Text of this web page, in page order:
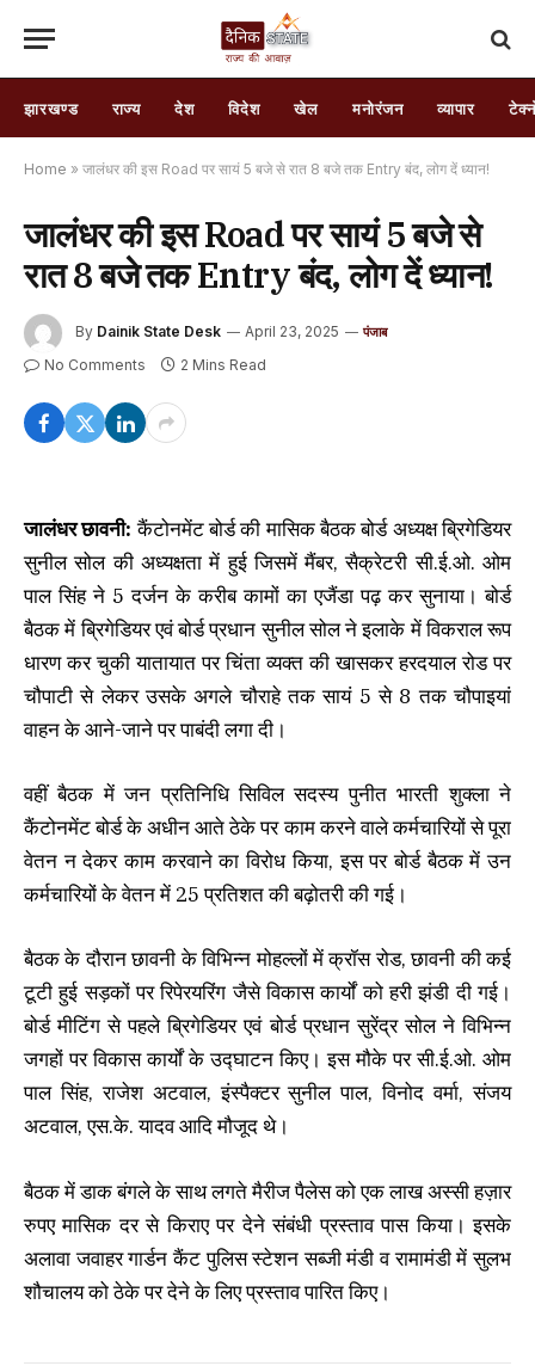
झारखण्ड राज्य देश विदेश खेल मनोरंजन व्यापार
Home » जालंधर की इस Road पर सायं 5 बजे से रात 8 बजे तक Entry बंद, लोग दें ध्यान!
जालंधर की इस Road पर सायं 5 बजे से
रात 8 बजे तक Entry बंद, लोग दें ध्यान!
By Dainik State Desk April 23, 2025 पंजाब
No Comments 2 Mins Read
जालंधर छावनी: कैंटोनमेंट बोर्ड की मासिक बैठक बोर्ड अध्यक्ष ब्रिगेडियर
सुनील सोल की अध्यक्षता में हुई जिसमें मैंबर, सैक्रेटरी सी.ई.ओ. ओम
पाल सिंह ने 5 दर्जन के करीब कामों का एजैंडा पढ़ कर सुनाया। बोर्ड
बैठक में ब्रिगेडियर एवं बोर्ड प्रधान सुनील सोल ने इलाके में विकराल रूप
धारण कर चुकी यातायात पर चिंता व्यक्त की खासकर हरदयाल रोड पर
चौपाटी से लेकर उसके अगले चौराहे तक सायं 5 से 8 तक चौपाइयां
वाहन के आने-जाने पर पाबंदी लगा दी।
वहीं बैठक में जन प्रतिनिधि सिविल सदस्य पुनीत भारती शुक्ला ने
कैंटोनमेंट बोर्ड के अधीन आते ठेके पर काम करने वाले कर्मचारियों से पूरा
वेतन न देकर काम करवाने का विरोध किया, इस पर बोर्ड बैठक में उन
कर्मचारियों के वेतन में 25 प्रतिशत की बढ़ोतरी की गई।
बैठक के दौरान छावनी के विभिन्न मोहल्लों में क्रॉस रोड, छावनी की कई
टूटी हुई सड़कों पर रिपेरयरिंग जैसे विकास कार्यों को हरी झंडी दी गई।
बोर्ड मीटिंग से पहले ब्रिगेडियर एवं बोर्ड प्रधान सुरेंद्र सोल ने विभिन्न
जगहों पर विकास कार्यों के उद्घाटन किए। इस मौके पर सी.ई.ओ. ओम
पाल सिंह, राजेश अटवाल, इंस्पैक्टर सुनील पाल, विनोद वर्मा, संजय
अटवाल, एस.के. यादव आदि मौजूद थे।
बैठक में डाक बंगले के साथ लगते मैरीज पैलेस को एक लाख अस्सी हज़ार
रुपए मासिक दर से किराए पर देने संबंधी प्रस्ताव पास किया। इसके
अलावा जवाहर गार्डन कैंट पुलिस स्टेशन सब्जी मंडी व रामामंडी में सुलभ
शौचालय को ठेके पर देने के लिए प्रस्ताव पारित किए।